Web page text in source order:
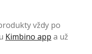
vždy po
Kimbino app a už